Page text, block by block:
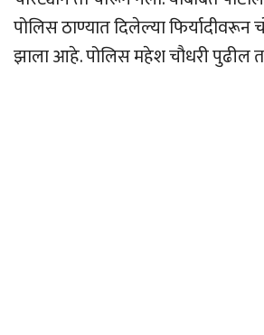
पोलिस ठाण्यात दिलेल्या फिर्यादीवरून
झाला आहे. पोलिस महेश चौधरी पुढील